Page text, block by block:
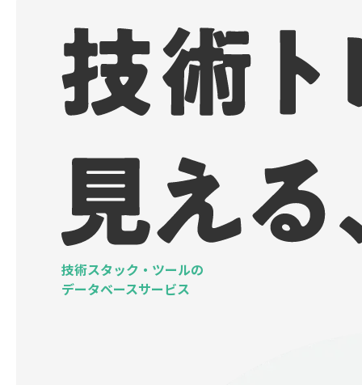
技術スタック・ツールの
データベースサービス